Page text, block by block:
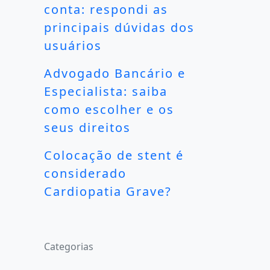
conta: respondi as
principais dúvidas dos
usuários
Advogado Bancário e
Especialista: saiba
como escolher e os
seus direitos
Colocação de stent é
considerado
Cardiopatia Grave?
Categorias